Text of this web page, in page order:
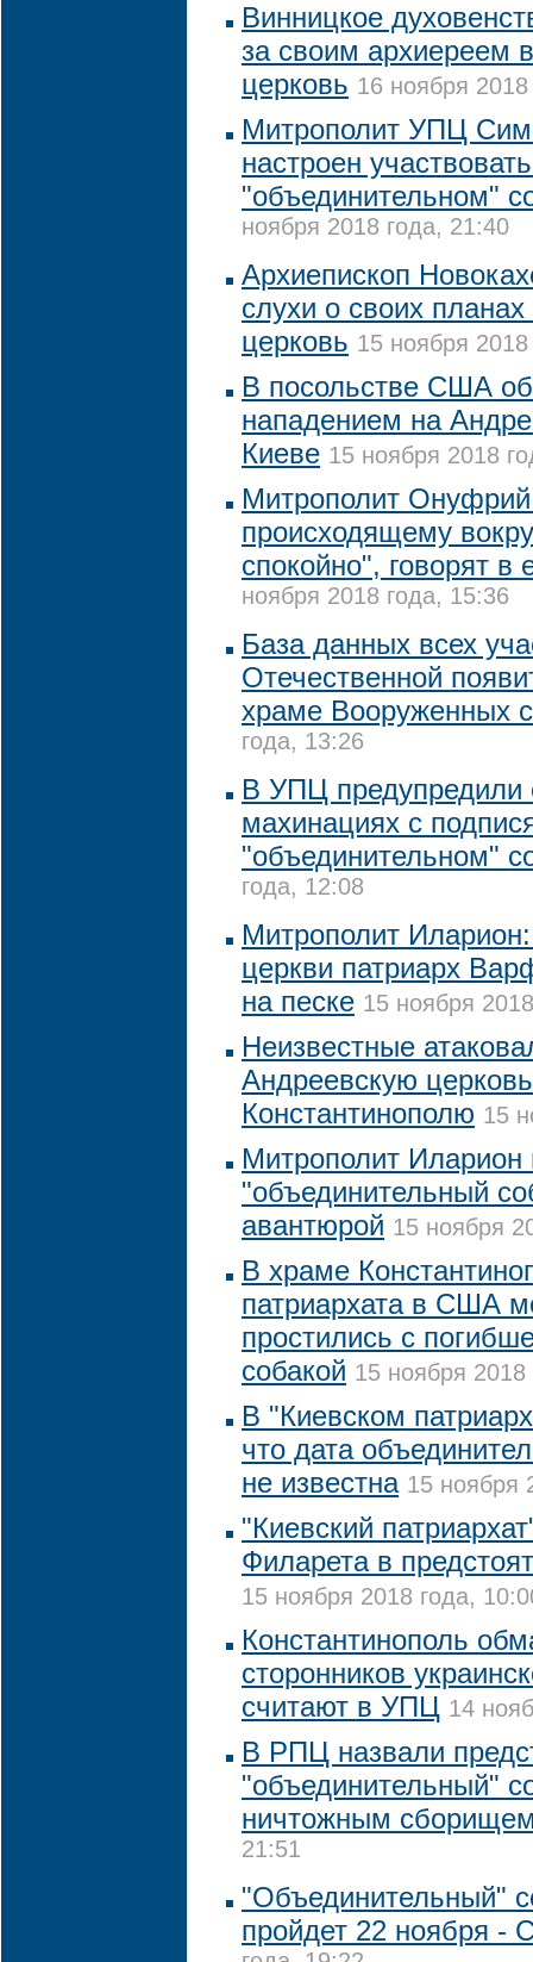
Винницкое
за своим архиереем
церковь 16 ноября
Митрополит УПЦ
настроен
"объединительном"
ноября 2018 года, 21:40
Архиепископ
слухи о своих
церковь 15 ноября
В посольстве США
нападением на
Киеве 15 ноября 2018
Митрополит Онуфрий
происходящему
спокойно", говорят в
ноября 2018 года, 15:36
База данных всех
Отечественной
храме Вооруженных
года, 13:26
В УПЦ предупредили
махинациях с
"объединительном"
года, 12:08
Митрополит
церкви патриарх
на песке 15 ноября
Неизвестные
Андреевскую
Константинополю 15
Митрополит Иларион
"объединительный
авантюрой 15 ноября
В храме
патриархата в США
простились с
собакой 15 ноября 2018
В "Киевском
что дата
не известна 15 ноября
"Киевский
Филарета в
15 ноября 2018 года,
Константинополь
сторонников
считают в УПЦ 14
В РПЦ назвали
"объединительный"
ничтожным
21:51
"Объединительный"
пройдет 22 ноября -